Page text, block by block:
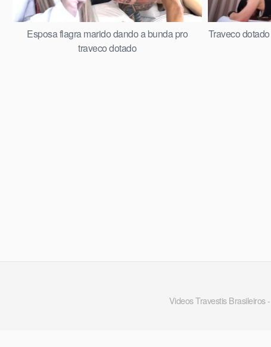
Esposa flagra marido dando a bunda pro
traveco dotado
Traveco
Videos Travestis Brasileiros